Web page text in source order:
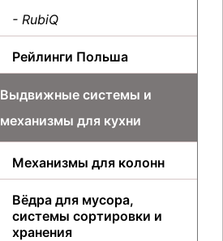
- RubiQ
Рейлинги Польша
Выдвижные системы и
механизмы для кухни
Механизмы для колонн
Вёдра для мусора,
системы сортировки и
хранения